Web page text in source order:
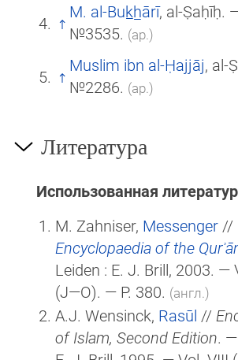
M. al-Buk̲h̲ārī, al-Ṣaḥīḥ.
№3535. (ар.)
Muslim ibn al-Ḥajjāj, al-
№2286. (ар.)
Литература
Использованная
M. Zahniser, Messenger //
Encyclopaedia of the
Leiden : E. J. Brill, 2003. —
(J—O). — P. 380. (англ.)
A.J. Wensinck, Rasūl //
of Islam, Second Edition.